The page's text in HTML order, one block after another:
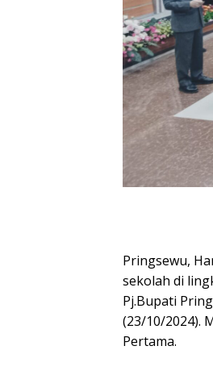
Pringsewu,
sekolah di
Pj.Bupati
(23/10/2024).
Pertama.